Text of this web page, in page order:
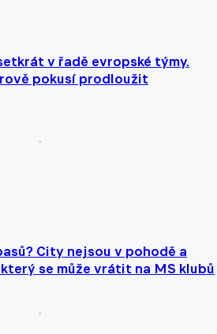
v řadě evropské týmy.
pokusí prodloužit
City nejsou v pohodě a
se může vrátit na MS klubů